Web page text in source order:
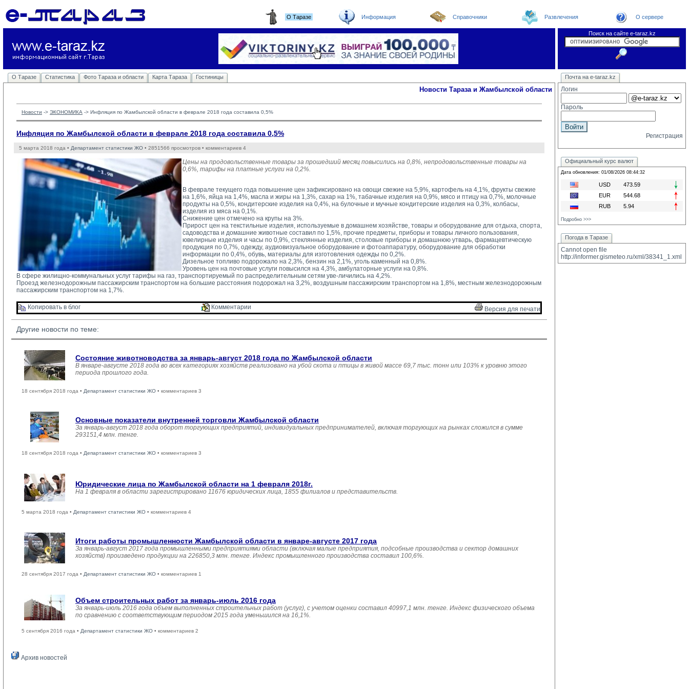
О Таразе Информация Справочники Развлечения О сервере
Поиск на сайте e-taraz.kz
О Таразе Статистика Фото Тараза и области Карта Тараза Гостиницы Новости Погода в Таразе
Телефоный справочник
Видеоконференция
Новости e-taraz
Новости Тараза и Жамбылской области
Новости -> ЭКОНОМИКА -> Инфляция по Жамбылской области в феврале 2018 года составила 0,5%
Инфляция по Жамбылской области в феврале 2018 года составила 0,5%
5 марта 2018 года • Департамент статистики ЖО • 2851566 просмотров • комментариев 4
Цены на продовольственные товары за прошедший месяц повысились на 0,8%, непродовольственные товары на
0,6%, тарифы на платные услуги на 0,2%.
В феврале текущего года повышение цен зафиксировано на овощи свежие на 5,9%, картофель на 4,1%, фрукты свежие
на 1,6%, яйца на 1,4%, масла и жиры на 1,3%, сахар на 1%, табачные изделия на 0,9%, мясо и птицу на 0,7%, молочные
продукты на 0,5%, кондитерские изделия на 0,4%, на булочные и мучные кондитерские изделия на 0,3%, колбасы,
изделия из мяса на 0,1%.
Снижение цен отмечено на крупы на 3%.
Прирост цен на текстильные изделия, используемые в домашнем хозяйстве, товары и оборудование для отдыха, спорта,
садоводства и домашние животные составил по 1,5%, прочие предметы, приборы и товары личного пользования,
ювелирные изделия и часы по 0,9%, стеклянные изделия, столовые приборы и домашнюю утварь, фармацевтическую
продукция по 0,7%, одежду, аудиовизуальное оборудование и фотоаппаратуру, оборудование для обработки
информации по 0,4%, обувь, материалы для изготовления одежды по 0,2%.
Дизельное топливо подорожало на 2,3%, бензин на 2,1%, уголь каменный на 0,8%.
Уровень цен на почтовые услуги повысился на 4,3%, амбулаторные услуги на 0,8%.
В сфере жилищно-коммунальных услуг тарифы на газ, транспортируемый по распределительным сетям уве-личились на 4,2%.
Проезд железнодорожным пассажирским транспортом на большие расстояния подорожал на 3,2%, воздушным пассажирским транспортом на 1,8%, местным железнодорожным
пассажирским транспортом на 1,7%.
Копировать в блог Комментарии Версия для печати
Другие новости по теме:
Состояние животноводства за январь-август 2018 года по Жамбылской области
В январе-августе 2018 года во всех категориях хозяйств реализовано на убой скота и птицы в живой массе 69,7 тыс. тонн или 103% к уровню этого
периода прошлого года.
18 сентября 2018 года • Департамент статистики ЖО • комментариев 3
Основные показатели внутренней торговли Жамбылской области
За январь-август 2018 года оборот торгующих предприятий, индивидуальных предпринимателей, включая торгующих на рынках сложился в сумме
293151,4 млн. тенге.
18 сентября 2018 года • Департамент статистики ЖО • комментариев 3
Юридические лица по Жамбылской области на 1 февраля 2018г.
На 1 февраля в области зарегистрировано 11676 юридических лица, 1855 филиалов и представительств.
5 марта 2018 года • Департамент статистики ЖО • комментариев 4
Итоги работы промышленности Жамбылской области в январе-августе 2017 года
За январь-август 2017 года промышленными предприятиями области (включая малые предприятия, подсобные производства и сектор домашних
хозяйств) произведено продукции на 226850,3 млн. тенге. Индекс промышленного производства составил 100,6%.
28 сентября 2017 года • Департамент статистики ЖО • комментариев 1
Объем строительных работ за январь-июль 2016 года
За январь-июль 2016 года объем выполненных строительных работ (услуг), с учетом оценки составил 40997,1 млн. тенге. Индекс физического объема
по сравнению с соответствующим периодом 2015 года уменьшился на 16,1%.
5 сентября 2016 года • Департамент статистики ЖО • комментариев 2
Архив новостей
Почта на e-taraz.kz
Логин
Пароль
Регистрация
Официальный курс валют
Дата обновления: 01/08/2026 08:44:32
USD
473.59
EUR
544.68
RUB
5.94
Подробно >>>
Погода в Таразе
Cannot open file
http://informer.gismeteo.ru/xml/38341_1.xml